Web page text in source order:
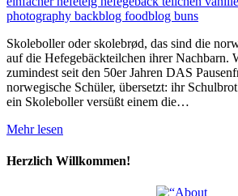
Skoleboller oder skolebrød, das sind die
auf die Hefegebäckteilchen ihrer Nachbarn.
zumindest seit den 50er Jahren DAS
norwegische Schüler, übersetzt: ihr
ein Skoleboller versüßt einem die…
Mehr lesen
Herzlich Willkommen!